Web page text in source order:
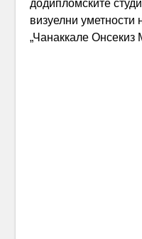
додипломските
визуелни уметности
„Чанаккале Онсекиз